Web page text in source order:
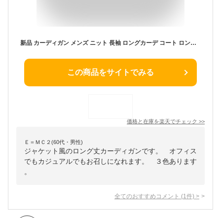
新品 カーディガン メンズ ニット 長袖 ロングカーデ コート ロング丈 コーディガン 無地 アウター 仕事 ゆったり カジュアル おしゃれ 秋 冬 新作
この商品をサイトでみる
価格と在庫を楽天でチェック >>
Ｅ＝ＭＣ２(60代・男性)
ジャケット風のロング丈カーディガンです。 オフィス
でもカジュアルでもお召しになれます。 ３色あります
。
全てのおすすめコメント (1 件) >